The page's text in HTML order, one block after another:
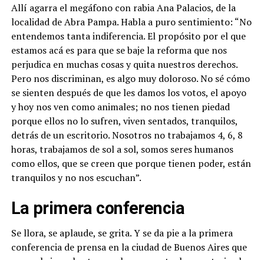
Allí agarra el megáfono con rabia Ana Palacios, de la
localidad de Abra Pampa. Habla a puro sentimiento: “No
entendemos tanta indiferencia. El propósito por el que
estamos acá es para que se baje la reforma que nos
perjudica en muchas cosas y quita nuestros derechos.
Pero nos discriminan, es algo muy doloroso. No sé cómo
se sienten después de que les damos los votos, el apoyo
y hoy nos ven como animales; no nos tienen piedad
porque ellos no lo sufren, viven sentados, tranquilos,
detrás de un escritorio. Nosotros no trabajamos 4, 6, 8
horas, trabajamos de sol a sol, somos seres humanos
como ellos, que se creen que porque tienen poder, están
tranquilos y no nos escuchan”.
La primera conferencia
Se llora, se aplaude, se grita. Y se da pie a la primera
conferencia de prensa en la ciudad de Buenos Aires que